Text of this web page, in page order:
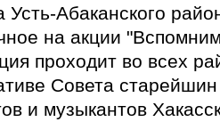
Усть-Абаканского
на акции
проходит во всех
Совета
и музыкантов